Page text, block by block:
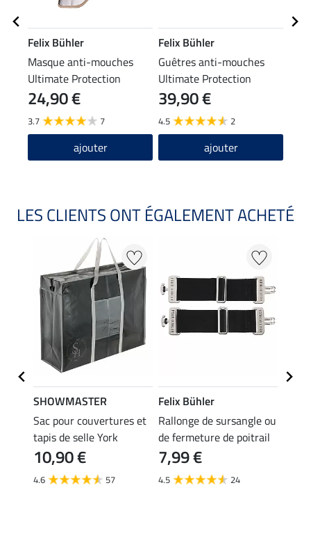
Felix Bühler
Masque anti-mouches
Ultimate Protection
24,90 €
3.7 7
ajouter
Felix Bühler
Guêtres anti-mouches
Ultimate Protection
39,90 €
4.5 2
ajouter
LES CLIENTS ONT ÉGALEMENT ACHETÉ
SHOWMASTER
Sac pour couvertures et
tapis de selle York
10,90 €
4.6 57
Felix Bühler
Rallonge de sursangle ou
de fermeture de poitrail
7,99 €
4.5 24